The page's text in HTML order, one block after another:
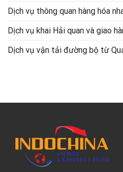
Dịch vụ thông quan hàng hóa
Dịch vụ khai Hải quan và giao
Dịch vụ vận tải đường bộ từ